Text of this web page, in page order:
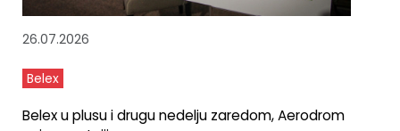
26.07.2026
Belex
Belex u plusu i drugu nedelju zaredom, Aerodrom